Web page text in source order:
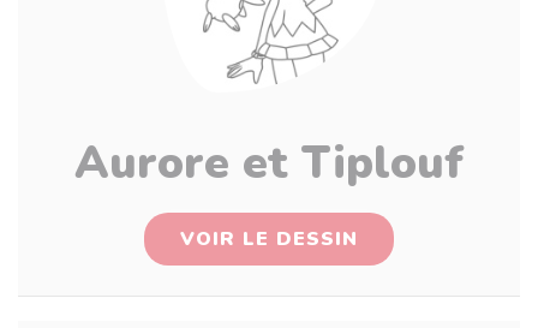
Aurore et Tiplouf
VOIR LE DESSIN